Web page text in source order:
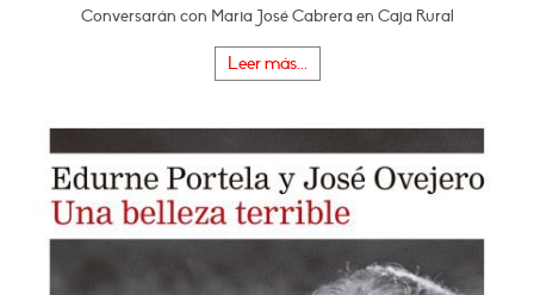
Conversarán con Maria José Cabrera en Caja Rural
Leer más...